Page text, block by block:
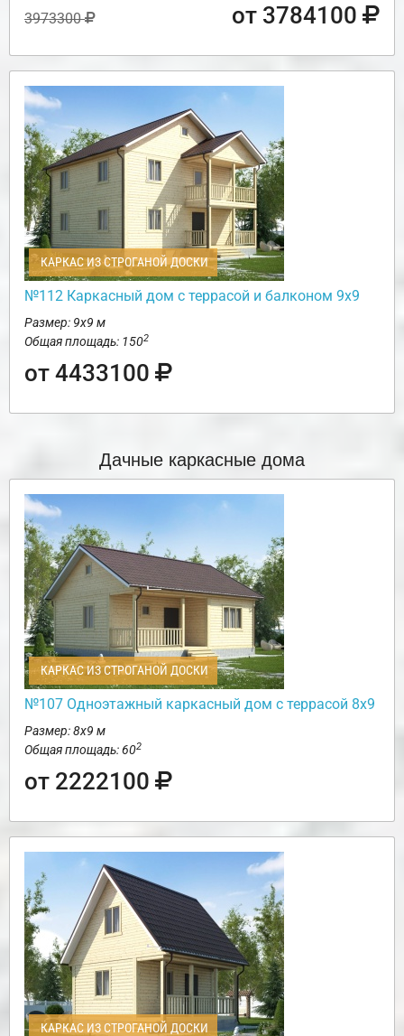
3973300 от 3784100
КАРКАС ИЗ СТРОГАНОЙ ДОСКИ
№112 Каркасный дом с террасой и балконом 9х9
Размер: 9х9 м
Общая площадь: 1502
от 4433100
Дачные каркасные дома
КАРКАС ИЗ СТРОГАНОЙ ДОСКИ
№107 Одноэтажный каркасный дом с террасой 8х9
Размер: 8х9 м
Общая площадь: 602
от 2222100
КАРКАС ИЗ СТРОГАНОЙ ДОСКИ